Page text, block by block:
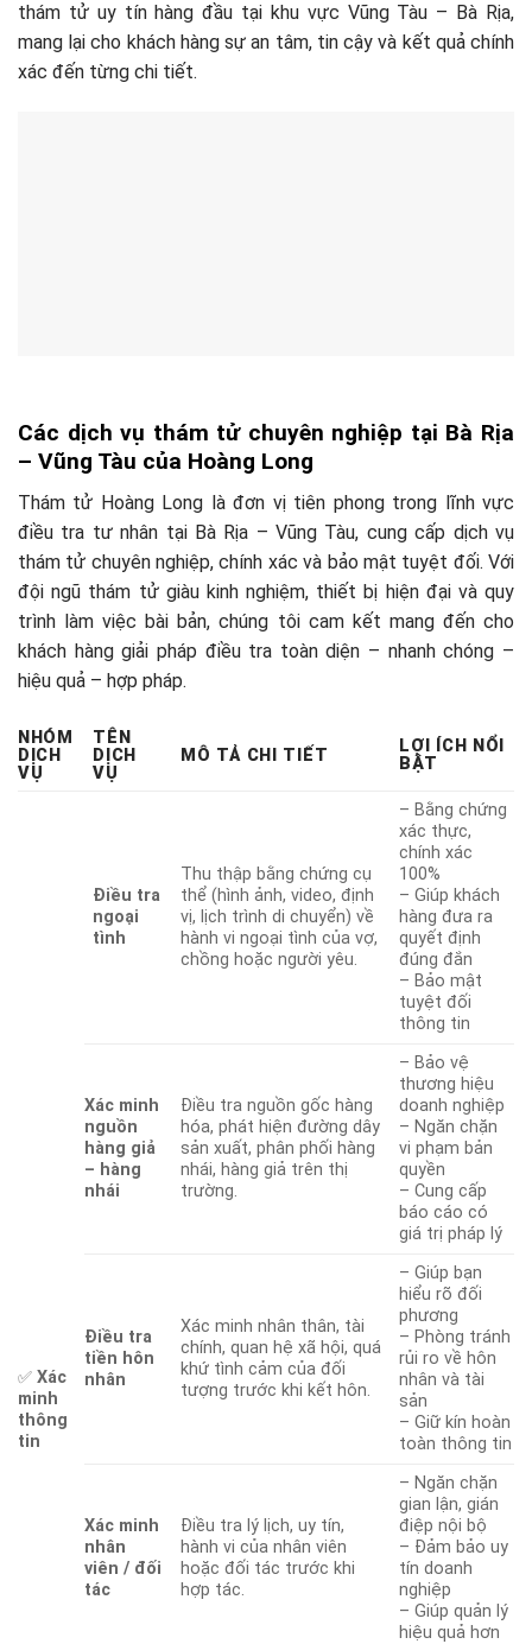
thám tử uy tín hàng đầu tại khu vực Vũng Tàu – Bà Rịa,
mang lại cho khách hàng sự an tâm, tin cậy và kết quả chính
xác đến từng chi tiết.
Các dịch vụ thám tử chuyên nghiệp tại Bà Rịa
– Vũng Tàu của Hoàng Long
Thám tử Hoàng Long là đơn vị tiên phong trong lĩnh vực
điều tra tư nhân tại Bà Rịa – Vũng Tàu, cung cấp dịch vụ
thám tử chuyên nghiệp, chính xác và bảo mật tuyệt đối. Với
đội ngũ thám tử giàu kinh nghiệm, thiết bị hiện đại và quy
trình làm việc bài bản, chúng tôi cam kết mang đến cho
khách hàng giải pháp điều tra toàn diện – nhanh chóng –
hiệu quả – hợp pháp.
NHÓM
DỊCH
VỤ
TÊN
DỊCH
VỤ
MÔ TẢ CHI TIẾT
LỢI ÍCH NỔI
BẬT
✅ Xác
minh
thông
tin
Điều tra
ngoại
tình
Thu thập bằng chứng cụ
thể (hình ảnh, video, định
vị, lịch trình di chuyển) về
hành vi ngoại tình của vợ,
chồng hoặc người yêu.
– Bằng chứng
xác thực,
chính xác
100%
– Giúp khách
hàng đưa ra
quyết định
đúng đắn
– Bảo mật
tuyệt đối
thông tin
Xác minh
nguồn
hàng giả
– hàng
nhái
Điều tra nguồn gốc hàng
hóa, phát hiện đường dây
sản xuất, phân phối hàng
nhái, hàng giả trên thị
trường.
– Bảo vệ
thương hiệu
doanh nghiệp
– Ngăn chặn
vi phạm bản
quyền
– Cung cấp
báo cáo có
giá trị pháp lý
Điều tra
tiền hôn
nhân
Xác minh nhân thân, tài
chính, quan hệ xã hội, quá
khứ tình cảm của đối
tượng trước khi kết hôn.
– Giúp bạn
hiểu rõ đối
phương
– Phòng tránh
rủi ro về hôn
nhân và tài
sản
– Giữ kín hoàn
toàn thông tin
Xác minh
nhân
viên / đối
tác
Điều tra lý lịch, uy tín,
hành vi của nhân viên
hoặc đối tác trước khi
hợp tác.
– Ngăn chặn
gian lận, gián
điệp nội bộ
– Đảm bảo uy
tín doanh
nghiệp
– Giúp quản lý
hiệu quả hơn